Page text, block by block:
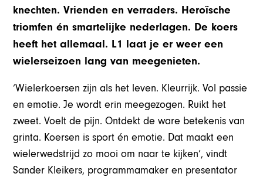
knechten. Vrienden en verraders. Heroïsche
triomfen én smartelijke nederlagen. De koers
heeft het allemaal. L1 laat je er weer een
wielerseizoen lang van meegenieten.
‘Wielerkoersen zijn als het leven. Kleurrijk. Vol passie
en emotie. Je wordt erin meegezogen. Ruikt het
zweet. Voelt de pijn. Ontdekt de ware betekenis van
grinta. Koersen is sport én emotie. Dat maakt een
wielerwedstrijd zo mooi om naar te kijken’, vindt
Sander Kleikers, programmamaker en presentator